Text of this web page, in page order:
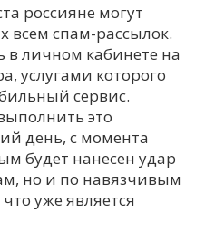
россияне могут
всем спам-рассылок.
в личном кабинете на
услугами которого
сервис.
это
день, с момента
будет нанесен удар
но и по навязчивым
уже является